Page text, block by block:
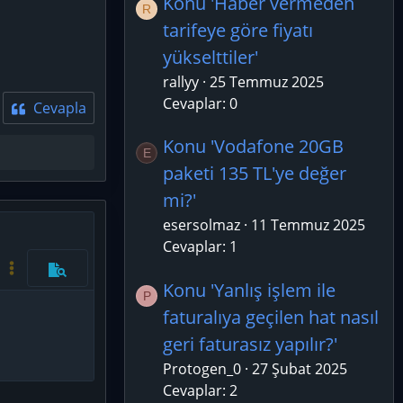
Cevapla
seçenek…
aç/kapat
Daha fazla seçenek…
Önizleme
R
tarifeye göre fiyatı
yükselttiler'
rallyy 25 Temmuz 2025
Cevaplar: 0
E
Konu 'Vodafone 20GB
paketi 135 TL'ye değer
mi?'
esersolmaz 11 Temmuz 2025
Cevaplar: 1
P
Konu 'Yanlış işlem ile
faturalıya geçilen hat nasıl
geri faturasız yapılır?'
Protogen_0 27 Şubat 2025
Cevaplar: 2